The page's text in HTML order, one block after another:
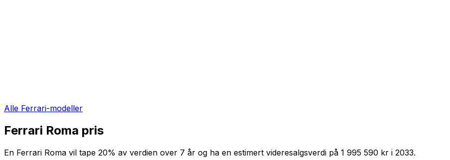
Alle Ferrari-modeller
Ferrari Roma pris
En Ferrari Roma vil tape 20% av verdien over 7 år og ha en estimert videresalgsverdi på 1 995 590 kr i 2033.